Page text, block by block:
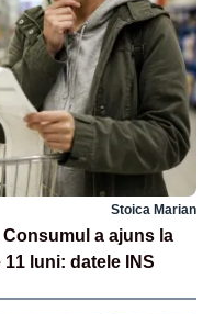
Stoica Marian
a ajuns la
luni: datele INS